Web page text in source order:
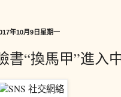
年10月9日星期一
書“換馬甲”進入